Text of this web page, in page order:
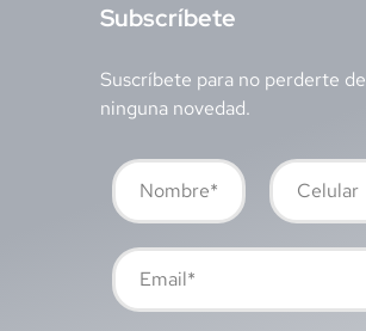
Subscríbete
Suscríbete para no perderte de
ninguna novedad.